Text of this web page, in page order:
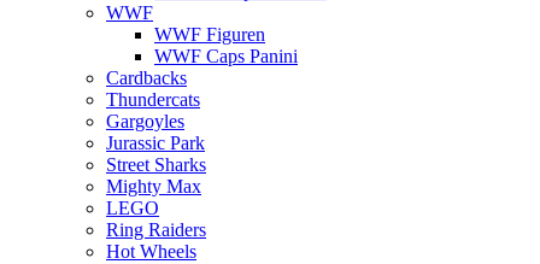
WWF
WWF Figuren
WWF Caps Panini
Cardbacks
Thundercats
Gargoyles
Jurassic Park
Street Sharks
Mighty Max
LEGO
Ring Raiders
Hot Wheels